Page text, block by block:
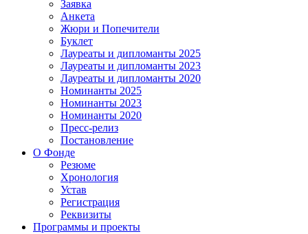
Заявка
Анкета
Жюри и Попечители
Буклет
Лауреаты и дипломанты 2025
Лауреаты и дипломанты 2023
Лауреаты и дипломанты 2020
Номинанты 2025
Номинанты 2023
Номинанты 2020
Пресс-релиз
Постановление
О Фонде
Резюме
Хронология
Устав
Регистрация
Реквизиты
Программы и проекты